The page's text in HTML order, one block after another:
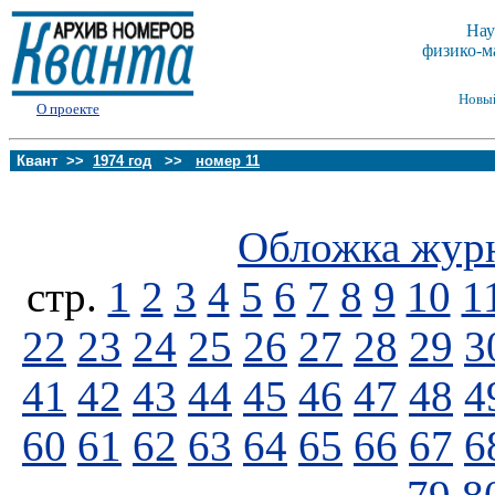
О проекте
физико-
Квант >> 1974 год >> номер 11
Обложка
стp. 1 2 3 4 5 6 7 8 9 10
22 23 24 25 26 27 28 29
41 42 43 44 45 46 47 48
60 61 62 63 64 65 66 67